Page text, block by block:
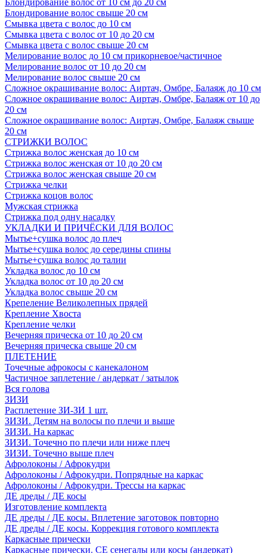
Блондирование волос от 10 см до 20 см
Блондирование волос свыше 20 см
Смывка цвета с волос до 10 см
Смывка цвета с волос от 10 до 20 см
Смывка цвета с волос свыше 20 см
Мелирование волос до 10 см прикорневое/частичное
Мелирование волос от 10 до 20 см
Мелирование волос свыше 20 см
Сложное окрашивание волос: Аиртач, Омбре, Балаяж до 10 см
Сложное окрашивание волос: Аиртач, Омбре, Балаяж от 10 до
20 см
Сложное окрашивание волос: Аиртач, Омбре, Балаяж свыше
20 см
СТРИЖКИ ВОЛОС
Стрижка волос женская до 10 см
Стрижка волос женская от 10 до 20 см
Стрижка волос женская свыше 20 см
Стрижка челки
Стрижка коцов волос
Мужская стрижка
Стрижка под одну насадку
УКЛАДКИ И ПРИЧЁСКИ ДЛЯ ВОЛОС
Мытье+сушка волос до плеч
Мытье+сушка волос до середины спины
Мытье+сушка волос до талии
Укладка волос до 10 см
Укладка волос от 10 до 20 см
Укладка волос свыше 20 см
Крепеление Великолепных прядей
Крепление Хвоста
Крепление челки
Вечерняя прическа от 10 до 20 см
Вечерняя прическа свыше 20 см
ПЛЕТЕНИЕ
Точечные афрокосы с канекалоном
Частичное заплетение / андеркат / затылок
Вся голова
ЗИЗИ
Расплетение ЗИ-ЗИ 1 шт.
ЗИЗИ. Детям на волосы по плечи и выше
ЗИЗИ. На каркас
ЗИЗИ. Точечно по плечи или ниже плеч
ЗИЗИ. Точечно выше плеч
Афролоконы / Афрокудри
Афролоконы / Афрокудри. Попрядные на каркас
Афролоконы / Афрокудри. Трессы на каркас
ДЕ дреды / ДЕ косы
Изготовление комплекта
ДЕ дреды / ДЕ косы. Вплетение заготовок повторно
ДЕ дреды / ДЕ косы. Коррекция готового комплекта
Каркасные прически
Каркасные прически. СЕ сенегалы или косы (андеркат)